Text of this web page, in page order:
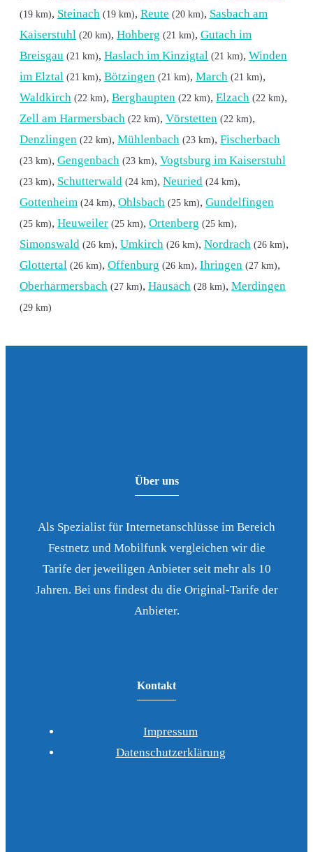
(19 km), Steinach (19 km), Reute (20 km), Sasbach am
Kaiserstuhl (20 km), Hohberg (21 km), Gutach im
Breisgau (21 km), Haslach im Kinzigtal (21 km), Winden
im Elztal (21 km), Bötzingen (21 km), March (21 km),
Waldkirch (22 km), Berghaupten (22 km), Elzach (22 km),
Zell am Harmersbach (22 km), Vörstetten (22 km),
Denzlingen (22 km), Mühlenbach (23 km), Fischerbach
(23 km), Gengenbach (23 km), Vogtsburg im Kaiserstuhl
(23 km), Schutterwald (24 km), Neuried (24 km),
Gottenheim (24 km), Ohlsbach (25 km), Gundelfingen
(25 km), Heuweiler (25 km), Ortenberg (25 km),
Simonswald (26 km), Umkirch (26 km), Nordrach (26 km),
Glottertal (26 km), Offenburg (26 km), Ihringen (27 km),
Oberharmersbach (27 km), Hausach (28 km), Merdingen
(29 km)
Über uns
Als Spezialist für Internetanschlüsse im Bereich
Festnetz und Mobilfunk vergleichen wir die
Tarife der jeweiligen Anbieter seit mehr als 10
Jahren. Bei uns findest du die Original-Tarife der
Anbieter.
Kontakt
Impressum
Datenschutzerklärung